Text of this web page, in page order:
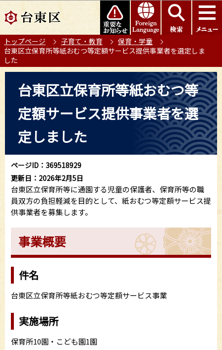
の
ー
ジ
の
このページの本文へ移動
トップページ 子育て・教育
保育・学童
台東区立保育所等紙おむつ等定額サービス提供事業者を選定しま
した
台東区立保育所等紙おむつ等
定額サービス提供事業者を選
定しました
ページID：369518929
更新日：2026年2月5日
台東区立保育所等に通園する児童の保護者、保育所等の職
員双方の負担軽減を目的として、紙おむつ等定額サービス提
供事業者を募集します。
事業概要
件名
台東区立保育所等紙おむつ等定額サービス事業
実施場所
保育所10園・こども園1園